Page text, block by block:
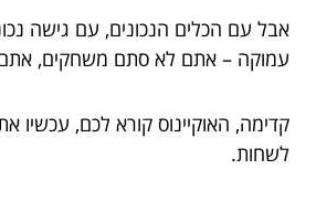
אבל עם הכלים הנכונים, עם גישה
עמוקה – אתם לא סתם משחקים,
קדימה, האוקיינוס קורא לכם, עכשיו
לשחות.